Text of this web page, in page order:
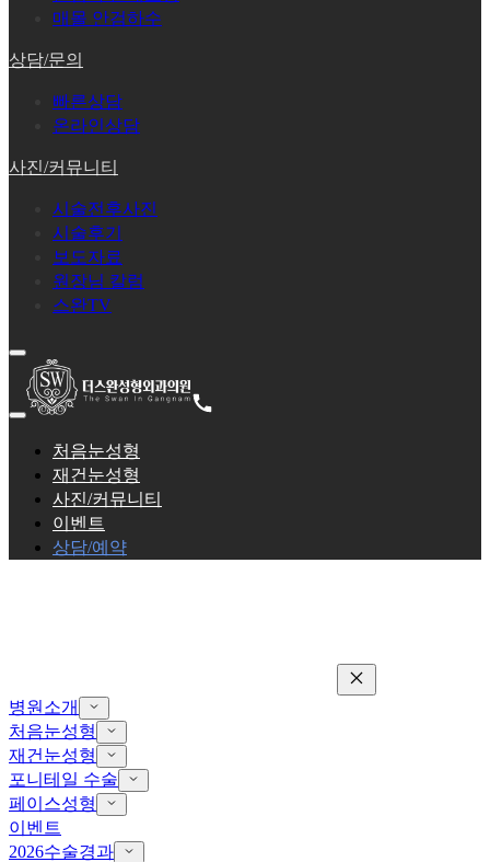
매몰 안검하수
상담/문의
빠른상담
온라인상담
사진/커뮤니티
시술전후사진
시술후기
보도자료
원장님 칼럼
스완TV
처음눈성형
재건눈성형
사진/커뮤니티
이벤트
상담/예약
병원소개
처음눈성형
재건눈성형
포니테일 수술
페이스성형
이벤트
2026수술경과